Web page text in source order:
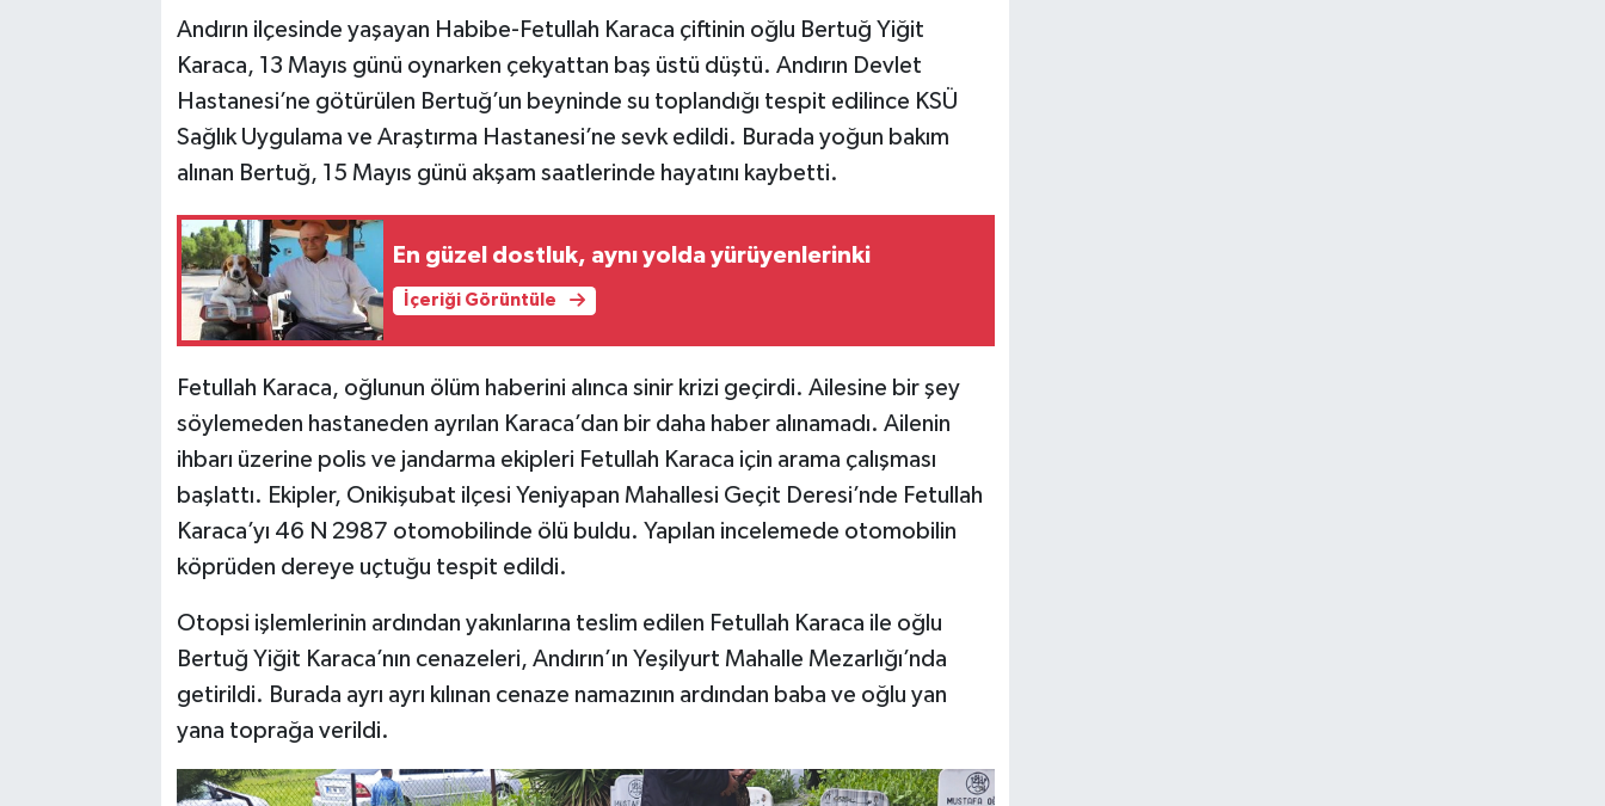
Andırın ilçesinde yaşayan Habibe-Fetullah Karaca çiftinin oğlu Bertuğ Yiğit
Karaca, 13 Mayıs günü oynarken çekyattan baş üstü düştü. Andırın Devlet
Hastanesi’ne götürülen Bertuğ’un beyninde su toplandığı tespit edilince KSÜ
Sağlık Uygulama ve Araştırma Hastanesi’ne sevk edildi. Burada yoğun bakım
alınan Bertuğ, 15 Mayıs günü akşam saatlerinde hayatını kaybetti.
En güzel dostluk, aynı yolda yürüyenlerinki
İçeriği Görüntüle
Fetullah Karaca, oğlunun ölüm haberini alınca sinir krizi geçirdi. Ailesine bir şey
söylemeden hastaneden ayrılan Karaca’dan bir daha haber alınamadı. Ailenin
ihbarı üzerine polis ve jandarma ekipleri Fetullah Karaca için arama çalışması
başlattı. Ekipler, Onikişubat ilçesi Yeniyapan Mahallesi Geçit Deresi’nde Fetullah
Karaca’yı 46 N 2987 otomobilinde ölü buldu. Yapılan incelemede otomobilin
köprüden dereye uçtuğu tespit edildi.
Otopsi işlemlerinin ardından yakınlarına teslim edilen Fetullah Karaca ile oğlu
Bertuğ Yiğit Karaca’nın cenazeleri, Andırın’ın Yeşilyurt Mahalle Mezarlığı’nda
getirildi. Burada ayrı ayrı kılınan cenaze namazının ardından baba ve oğlu yan
yana toprağa verildi.